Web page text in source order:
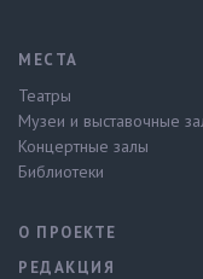
МЕСТА
Театры
Музеи и выставочные
Концертные залы
Библиотеки
О ПРОЕКТЕ
РЕДАКЦИЯ